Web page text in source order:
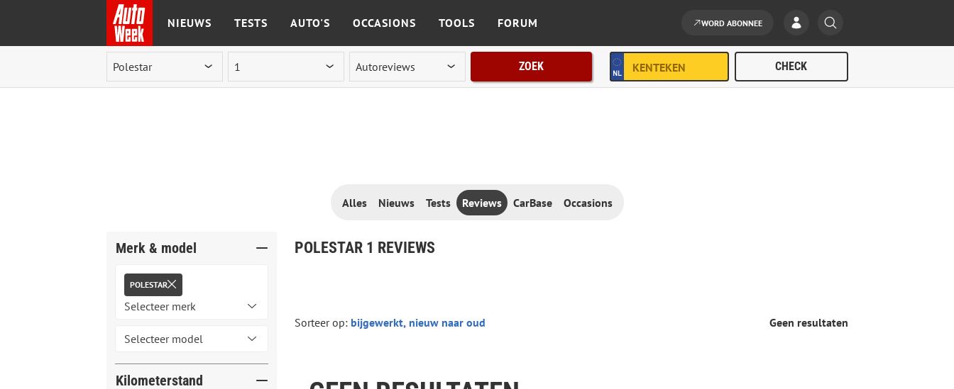
Ga naar de inhoud
NIEUWS TESTS AUTO'S OCCASIONS TOOLS FORUM WORD ABONNEE
ZOEK
Alles Nieuws Tests Reviews CarBase Occasions
Merk & model
POLESTAR
Kilometerstand
POLESTAR 1 REVIEWS
Sorteer op: Geen resultaten